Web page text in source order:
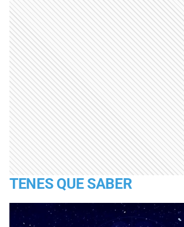
TENES QUE SABER